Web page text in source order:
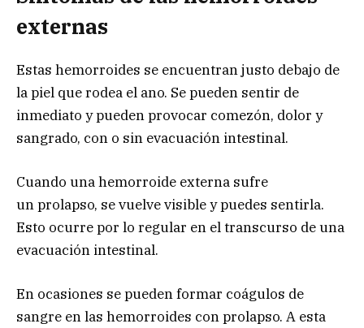
externas
Estas hemorroides se encuentran justo debajo de
la piel que rodea el ano. Se pueden sentir de
inmediato y pueden provocar comezón, dolor y
sangrado, con o sin evacuación intestinal.
Cuando una hemorroide externa sufre
un prolapso, se vuelve visible y puedes sentirla.
Esto ocurre por lo regular en el transcurso de una
evacuación intestinal.
En ocasiones se pueden formar coágulos de
sangre en las hemorroides con prolapso. A esta